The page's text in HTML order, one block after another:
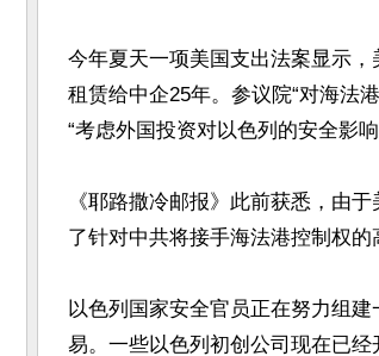
今年夏天一项美国支出法案显示
租赁给中企25年。参议院“对海法
“考虑外国投资对以色列的安全影响
《耶路撒冷邮报》此前获悉，由
了针对中共将接手海法港控制权的
以色列国家安全官员正在努力组
易。一些以色列初创公司现在已